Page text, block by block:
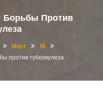
КР
Борьбы Против
Март
18
против туберкулеза